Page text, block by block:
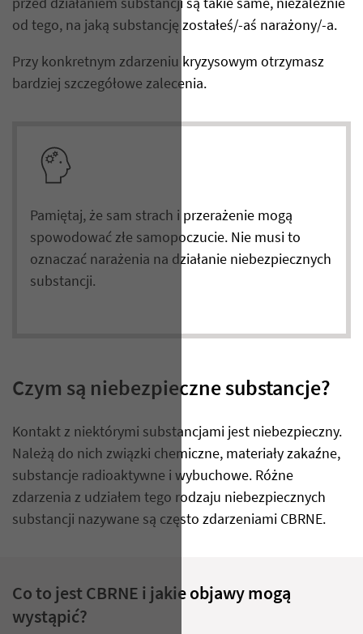
przed działaniem substancji są takie same, niezależnie
od tego, na jaką substancję zostałeś/-aś narażony/-a.
Przy konkretnym zdarzeniu kryzysowym otrzymasz
bardziej szczegółowe zalecenia.
Pamiętaj, że sam strach i przerażenie mogą
spowodować złe samopoczucie. Nie musi to
oznaczać narażenia na działanie niebezpiecznych
substancji.
Czym są niebezpieczne substancje?
Kontakt z niektórymi substancjami jest niebezpieczny.
Należą do nich związki chemiczne, materiały zakaźne,
substancje radioaktywne i wybuchowe. Różne
zdarzenia z udziałem tego rodzaju niebezpiecznych
substancji nazywane są często zdarzeniami CBRNE.
Co to jest CBRNE i jakie objawy mogą
wystąpić?